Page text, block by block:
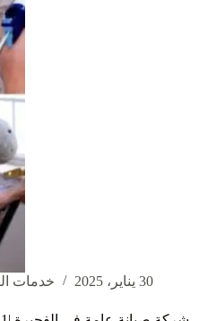
30 يناير، 2025 خدمات